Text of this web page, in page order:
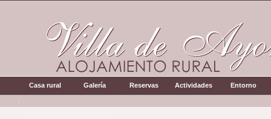
Casa rural Galería Reservas Actividades Entorno
.